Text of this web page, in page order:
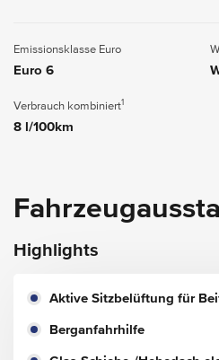
Emissionsklasse Euro
Euro 6
Verbrauch kombiniert1
8 l/100km
Highlights
Aktive Sitzbelüftung für
Berganfahrhilfe